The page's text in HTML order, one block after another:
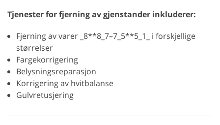
Tjenester for fjerning av gjenstander inkluderer:
Fjerning av varer _8**8_7–7_5**5_1_ i forskjellige
størrelser
Fargekorrigering
Belysningsreparasjon
Korrigering av hvitbalanse
Gulvretusjering